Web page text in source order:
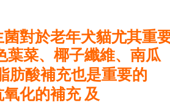
對於老年犬貓尤其重
葉菜、椰子纖維、南瓜
肪酸補充也是重要的
化的補充 及